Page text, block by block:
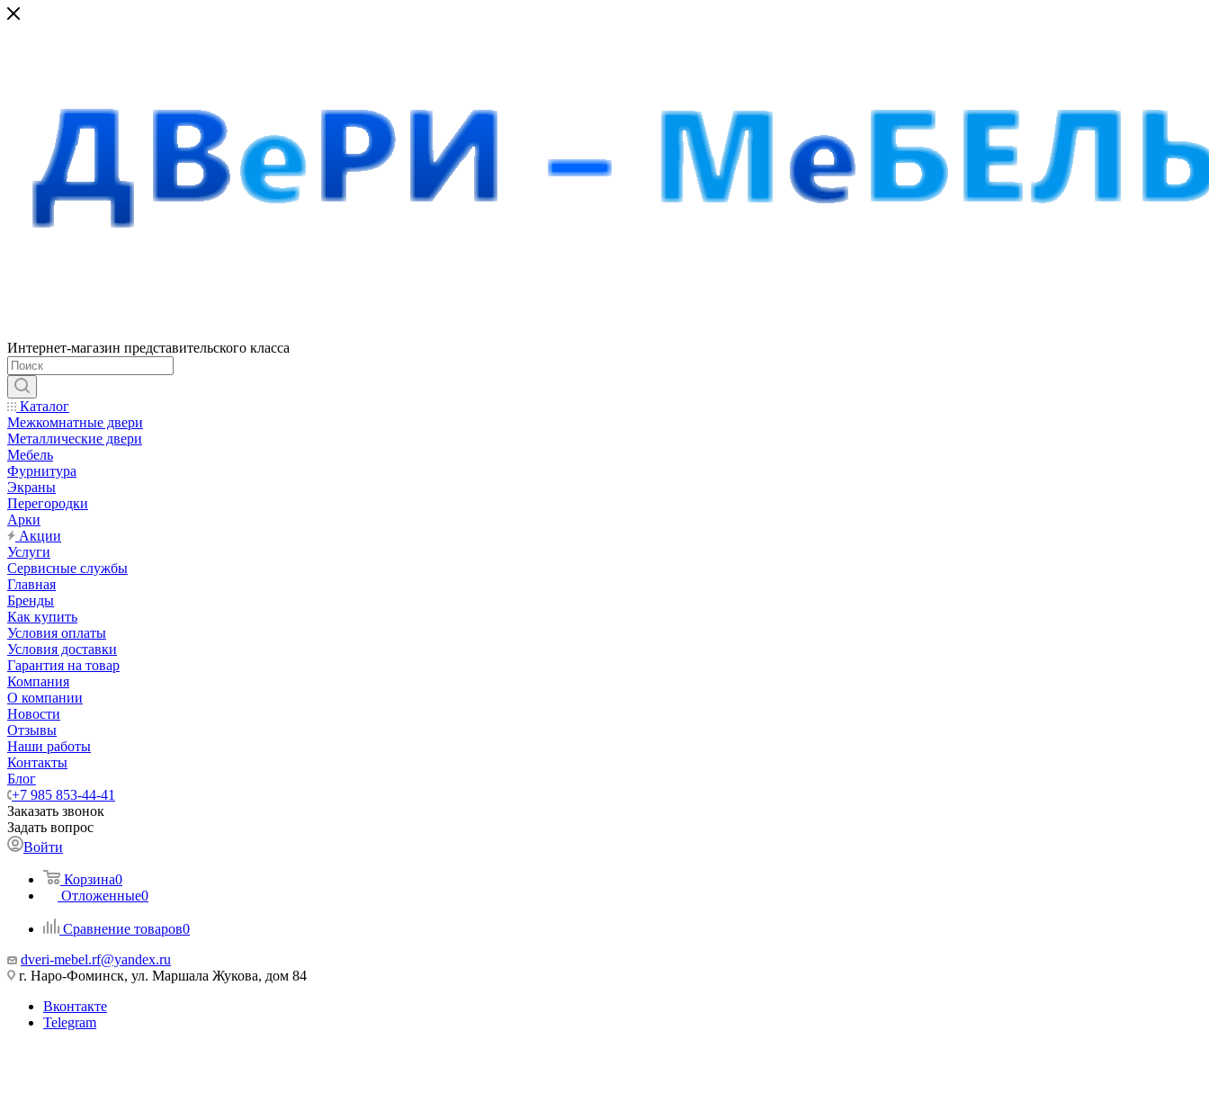
Интернет-магазин представительского класса
Каталог
Межкомнатные двери
Металлические двери
Мебель
Фурнитура
Экраны
Перегородки
Арки
Акции
Услуги
Сервисные службы
Главная
Бренды
Как купить
Условия оплаты
Условия доставки
Гарантия на товар
Компания
О компании
Новости
Отзывы
Наши работы
Контакты
Блог
+7 985 853-44-41
Заказать звонок
Задать вопрос
Войти
Корзина0
Отложенные0
Сравнение товаров0
dveri-mebel.rf@yandex.ru
г. Наро-Фоминск, ул. Маршала Жукова, дом 84
Вконтакте
Telegram